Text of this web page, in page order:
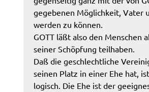
gegebenen Möglichkeit, Vater
werden zu können.
GOTT läßt also den Menschen
seiner Schöpfung teilhaben.
Daß die geschlechtliche
seinen Platz in einer Ehe hat,
logisch. Die Ehe ist der